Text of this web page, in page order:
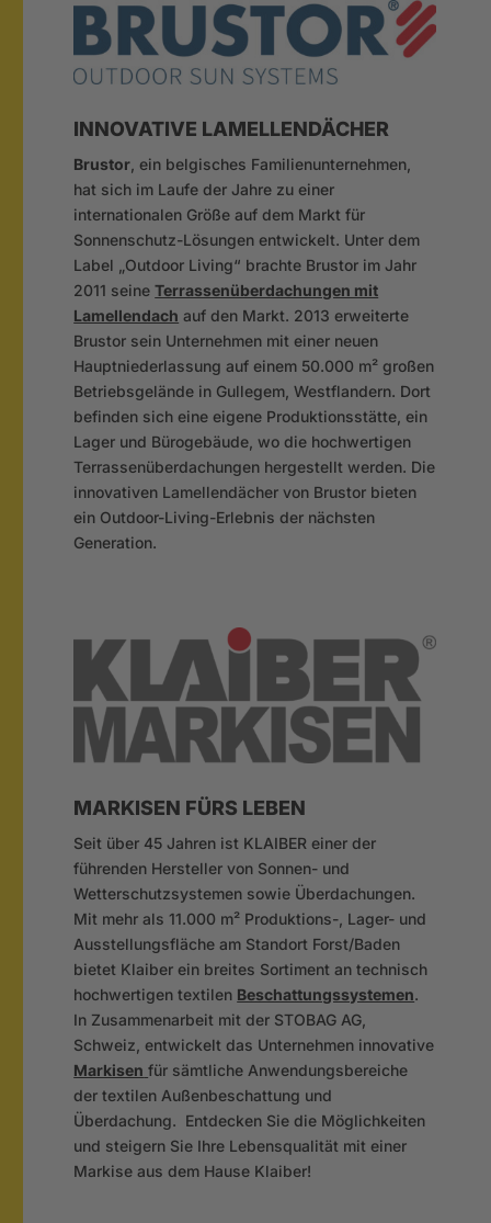
INNOVATIVE LAMELLENDÄCHER
Brustor, ein belgisches Familienunternehmen,
hat sich im Laufe der Jahre zu einer
internationalen Größe auf dem Markt für
Sonnenschutz-Lösungen entwickelt. Unter dem
Label „Outdoor Living“ brachte Brustor im Jahr
2011 seineTerrassenüberdachungen mit
Lamellendach auf den Markt. 2013 erweiterte
Brustor sein Unternehmen mit einer neuen
Hauptniederlassung auf einem 50.000 m² großen
Betriebsgelände in Gullegem, Westflandern. Dort
befinden sich eine eigene Produktionsstätte, ein
Lager und Bürogebäude, wo die hochwertigen
Terrassenüberdachungen hergestellt werden. Die
innovativen Lamellendächer von Brustor bieten
ein Outdoor-Living-Erlebnis der nächsten
Generation.
MARKISEN FÜRS LEBEN
Seit über 45 Jahren ist KLAIBER einer der
führenden Hersteller von Sonnen- und
Wetterschutzsystemen sowie Überdachungen.
Mit mehr als 11.000 m² Produktions-, Lager- und
Ausstellungsfläche am Standort Forst/Baden
bietet Klaiber ein breites Sortiment an technisch
hochwertigen textilen Beschattungssystemen.
In Zusammenarbeit mit der STOBAG AG,
Schweiz, entwickelt das Unternehmen innovative
Markisen für sämtliche Anwendungsbereiche
der textilen Außenbeschattung und
Überdachung. Entdecken Sie die Möglichkeiten
und steigern Sie Ihre Lebensqualität mit einer
Markise aus dem Hause Klaiber!